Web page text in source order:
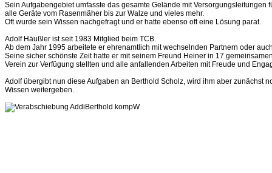
Sein Aufgabengebiet umfasste das gesamte Gelände mit Versorgungsleitungen
alle Geräte vom Rasenmäher bis zur Walze und vieles mehr.
Oft wurde sein Wissen nachgefragt und er hatte ebenso oft eine Lösung parat.
Adolf Häußler ist seit 1983 Mitglied beim TCB.
Ab dem Jahr 1995 arbeitete er ehrenamtlich mit wechselnden Partnern oder
Seine sicher schönste Zeit hatte er mit seinem Freund Heiner in 17
Verein zur Verfügung stellten und alle anfallenden Arbeiten mit Freude und
Adolf übergibt nun diese Aufgaben an Berthold Scholz, wird ihm aber zunächst
Wissen weitergeben.